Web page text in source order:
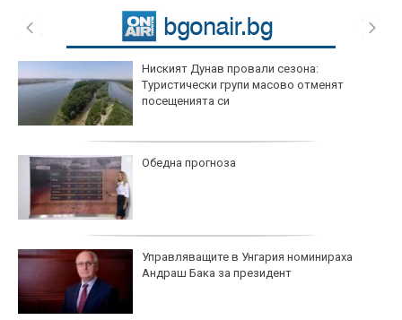
Ниският Дунав провали сезона:
Туристически групи масово отменят
посещенията си
Обедна прогноза
Управляващите в Унгария номинираха
Андраш Бака за президент